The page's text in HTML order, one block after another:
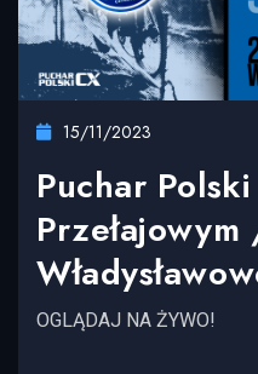
15/11/2023
Puchar
OGLĄDAJ NA ŻYWO!